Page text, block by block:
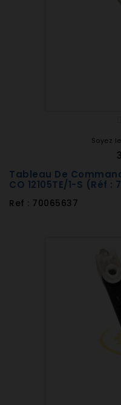
Soyez
Tableau De
CO 12105TE/1-S (Réf
Ref : 70065637